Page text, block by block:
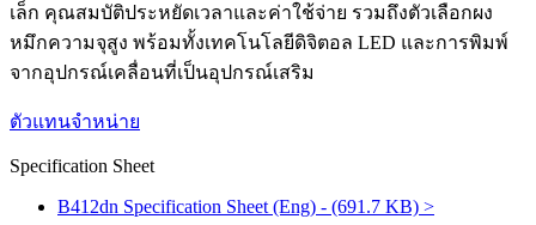
เล็ก คุณสมบัติประหยัดเวลาและค่าใช้จ่าย รวมถึงตัวเลือกผง
หมึกความจุสูง พร้อมทั้งเทคโนโลยีดิจิตอล LED และการพิมพ์
จากอุปกรณ์เคลื่อนที่เป็นอุปกรณ์เสริม
ตัวแทนจำหน่าย
Specification Sheet
B412dn Specification Sheet (Eng) - (691.7 KB) >